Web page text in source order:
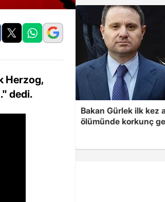
Herzog,
dedi.
Bakan Gürlek ilk kez
ölümünde korkunç